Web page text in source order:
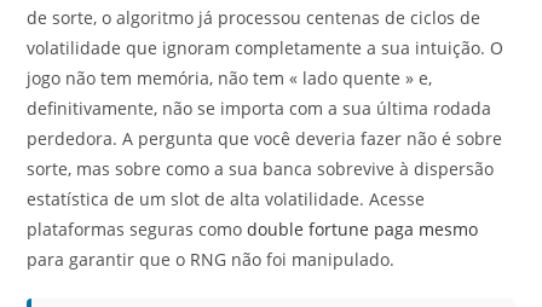
de sorte, o algoritmo já processou centenas de ciclos de
volatilidade que ignoram completamente a sua intuição. O
jogo não tem memória, não tem « lado quente » e,
definitivamente, não se importa com a sua última rodada
perdedora. A pergunta que você deveria fazer não é sobre
sorte, mas sobre como a sua banca sobrevive à dispersão
estatística de um slot de alta volatilidade. Acesse
plataformas seguras comodouble fortune paga mesmo
para garantir que o RNG não foi manipulado.